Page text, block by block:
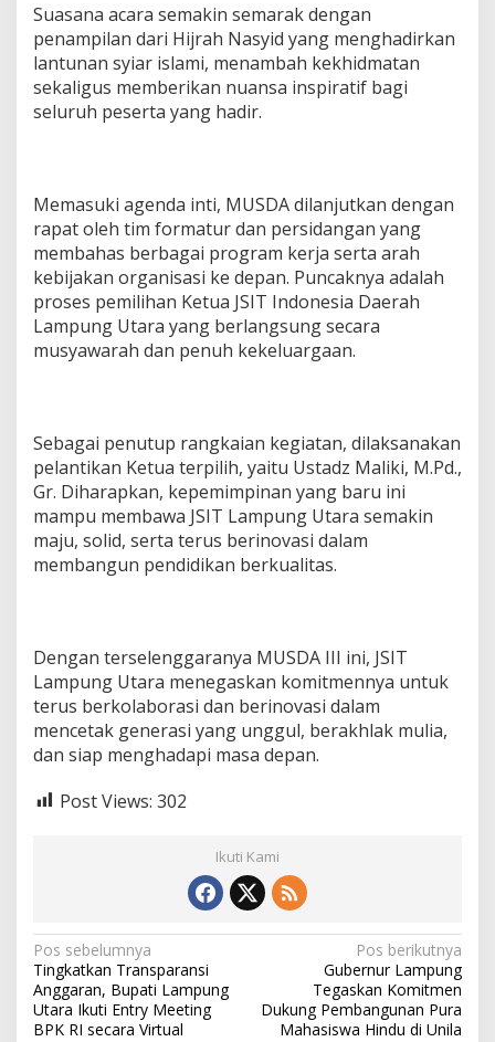
d
a
n
Suasana acara semakin semarak dengan
penampilan dari Hijrah Nasyid yang menghadirkan
lantunan syiar islami, menambah kekhidmatan
sekaligus memberikan nuansa inspiratif bagi
seluruh peserta yang hadir.
Memasuki agenda inti, MUSDA dilanjutkan dengan
rapat oleh tim formatur dan persidangan yang
membahas berbagai program kerja serta arah
kebijakan organisasi ke depan. Puncaknya adalah
proses pemilihan Ketua JSIT Indonesia Daerah
Lampung Utara yang berlangsung secara
musyawarah dan penuh kekeluargaan.
Sebagai penutup rangkaian kegiatan, dilaksanakan
pelantikan Ketua terpilih, yaitu Ustadz Maliki, M.Pd.,
Gr. Diharapkan, kepemimpinan yang baru ini
mampu membawa JSIT Lampung Utara semakin
maju, solid, serta terus berinovasi dalam
membangun pendidikan berkualitas.
Dengan terselenggaranya MUSDA III ini, JSIT
Lampung Utara menegaskan komitmennya untuk
terus berkolaborasi dan berinovasi dalam
mencetak generasi yang unggul, berakhlak mulia,
dan siap menghadapi masa depan.
Post Views: 302
Ikuti Kami
N
a
v
Pos sebelumnya
Tingkatkan Transparansi
Anggaran, Bupati Lampung
Utara Ikuti Entry Meeting
BPK RI secara Virtual
Pos berikutnya
Gubernur Lampung
Tegaskan Komitmen
Dukung Pembangunan Pura
Mahasiswa Hindu di Unila